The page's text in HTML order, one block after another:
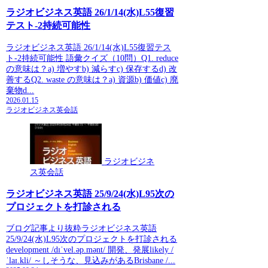
ラジオビジネス英語 26/1/14(水)L55復習
テスト-2持続可能性
ラジオビジネス英語 26/1/14(水)L55復習テス
ト-2持続可能性 語彙クイズ（10問）Q1. reduce
の意味は？a) 増やすb) 減らすc) 保存するd) 改
善するQ2. waste の意味は？a) 資源b) 価値c) 廃
棄物d...
2026.01.15
ラジオビジネス英会話
ラジオビジネ
ス英会話
ラジオビジネス英語 25/9/24(水)L95次の
プロジェクトを打診される
ブログ記事より抜粋ラジオビジネス英語
25/9/24(水)L95次のプロジェクトを打診される
development /dɪˈvel.əp.mənt/ 開発、発展likely /
ˈlaɪ.kli/ ～しそうな、見込みがあるBrisbane /...